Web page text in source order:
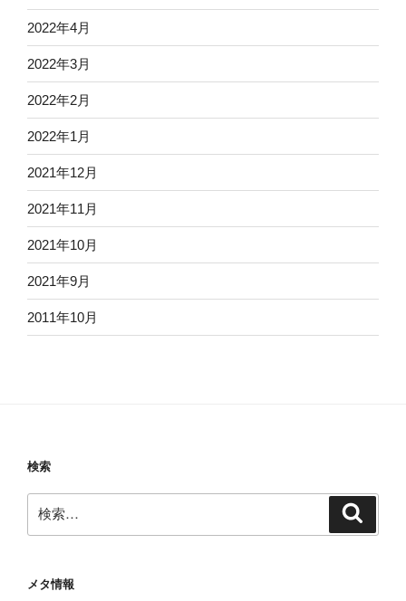
2022年4月
2022年3月
2022年2月
2022年1月
2021年12月
2021年11月
2021年10月
2021年9月
2011年10月
検索
索:
メタ情報